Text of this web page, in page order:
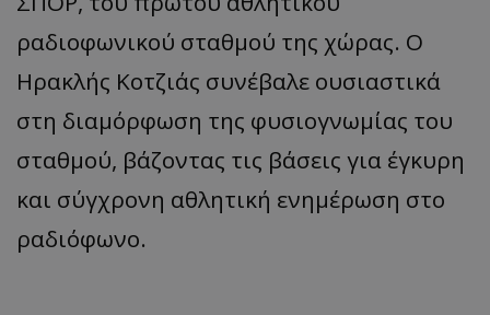
ραδιοφωνικού σταθμού της χώρας. Ο
Ηρακλής Κοτζιάς συνέβαλε ουσιαστικά
στη διαμόρφωση της φυσιογνωμίας του
σταθμού, βάζοντας τις βάσεις για έγκυρη
και σύγχρονη αθλητική ενημέρωση στο
ραδιόφωνο.